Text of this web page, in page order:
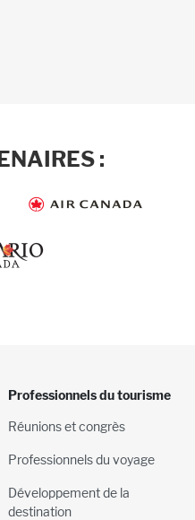
:
Professionnels du tourisme
Réunions et congrès
Professionnels du voyage
Développement de la
destination